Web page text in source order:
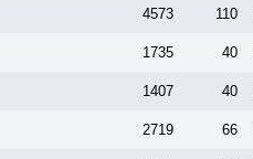
4573 110
1735 40
1407 40
2719 66